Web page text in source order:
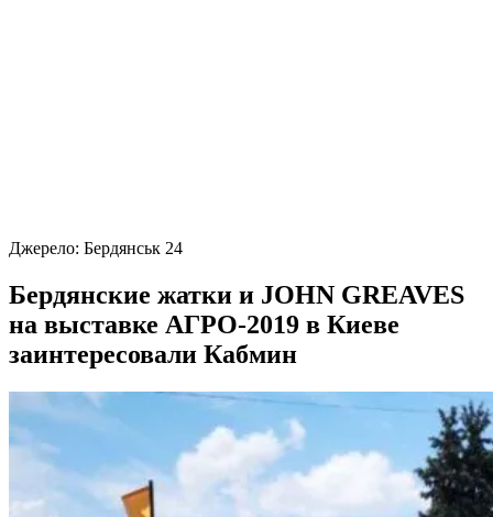
Джерело: Бердянськ 24
Бердянские жатки и JOHN GREAVES
на выставке АГРО-2019 в Киеве
заинтересовали Кабмин